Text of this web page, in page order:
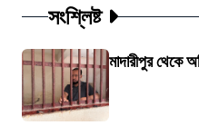
সংশ্লিষ্ট
মাদারীপুর থেকে